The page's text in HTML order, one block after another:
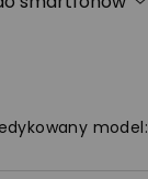
model: